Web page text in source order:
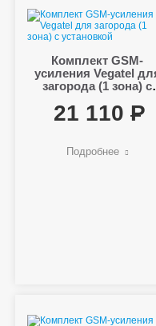
Комплект GSM-
усиления Vegatel
загорода (1 зона) с
21 110
Подробнее